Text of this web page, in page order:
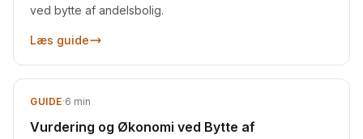
ved bytte af andelsbolig.
Læs guide
GUIDE·6 min
Vurdering og Økonomi ved Bytte af